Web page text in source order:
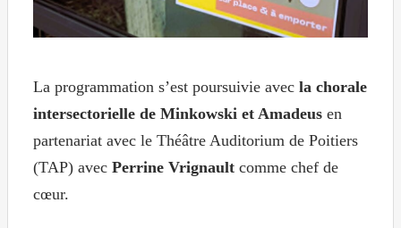
La programmation s’est poursuivie avec la chorale
intersectorielle de Minkowski et Amadeusen
partenariat avec le Théâtre Auditorium de Poitiers
(TAP) avec Perrine Vrignaultcomme chef de
cœur.